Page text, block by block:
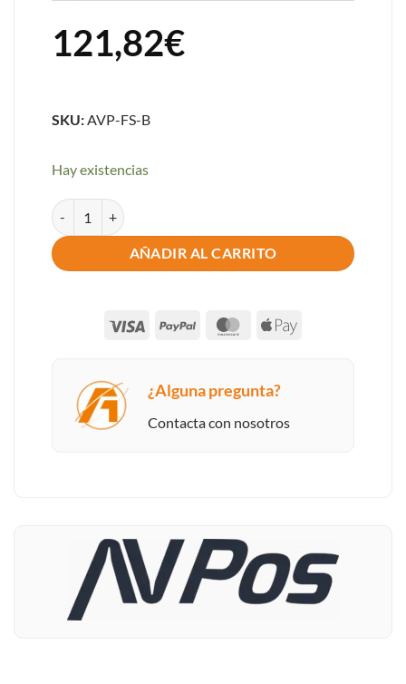
121,82€
SKU:AVP-FS-B
Hay existencias
PEDESTAL A SUELO AVPOS PARA KIOSKOS AUTOSERVICIO
AÑADIR AL CARRITO
Visa PayPal MasterCard
Apple
¿Alguna pregunta?
Contacta con nosotros